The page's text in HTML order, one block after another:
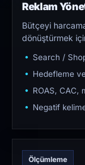
Reklam
Bütçeyi
dönüştürmek
Search /
Hedefleme
ROAS, CAC,
Negatif
Ölçümleme